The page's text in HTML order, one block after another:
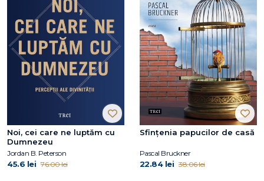
Noi, cei care ne luptăm cu
Dumnezeu
Jordan B. Peterson
45.6 lei 76.00 lei
Sfințenia papucilor de casă
Pascal Bruckner
22.84 lei 38.06 lei